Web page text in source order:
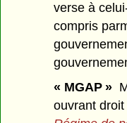
verse à
compris
« MGAP »
ouvrant